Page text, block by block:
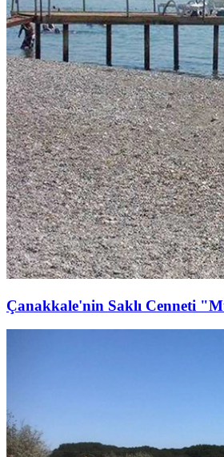
Çanakkale'nin Saklı Cenneti